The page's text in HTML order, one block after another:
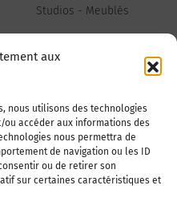
aux
nous utilisons des technologies
accéder aux informations des
nous permettra de
de navigation ou les ID
ou de retirer son
sur certaines caractéristiques et
Studios - Meublés
Publiez votre annonce
Nous contacter